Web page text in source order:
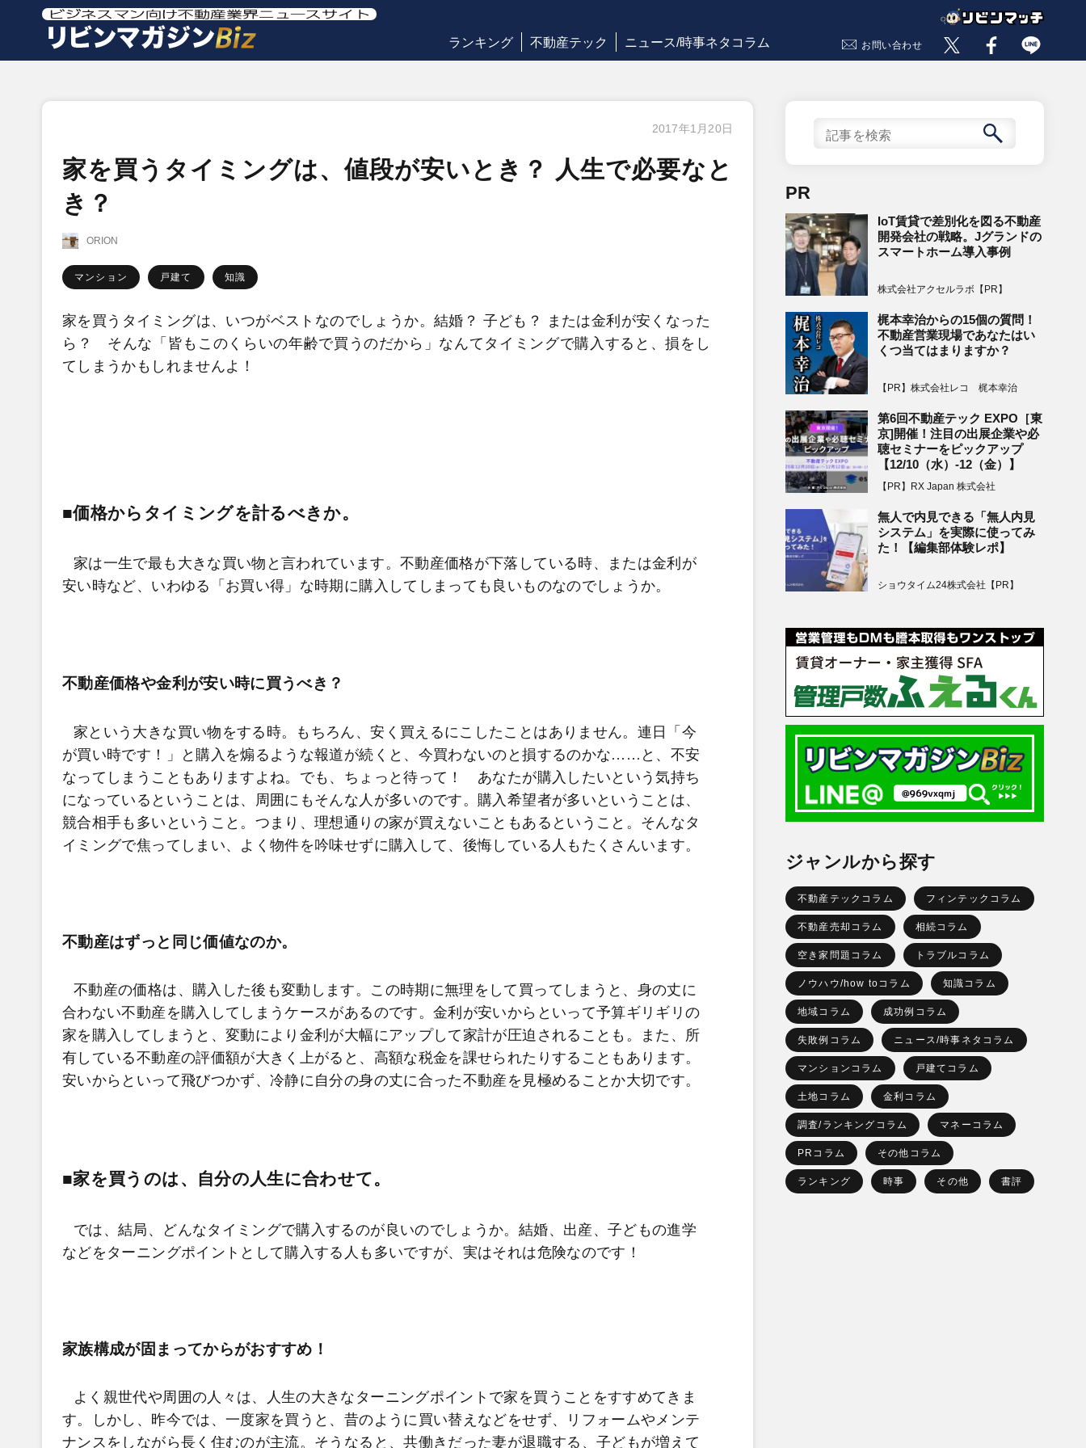
ランキング 不動産テック ニュース/時事ネタコラム お問い合わせ
2017年1月20日
家を買うタイミングは、値段が安いとき？ 人生で必要なと
き？
ORION
マンション 戸建て 知識
家を買うタイミングは、いつがベストなのでしょうか。結婚？ 子ども？
または金利が安くなった
ら？ そんな「皆もこのくらいの年齢で買うのだから」なんてタイミングで購入すると、損をし
てしまうかもしれませんよ！
■価格からタイミングを計るべきか。
家は一生で最も大きな買い物と言われています。不動産価格が下落している時、または金利が
安い時など、いわゆる「お買い得」な時期に購入してしまっても良いものなのでしょうか。
不動産価格や金利が安い時に買うべき？
家という大きな買い物をする時。もちろん、安く買えるにこしたことはありません。連日「今
が買い時です！」と購入を煽るような報道が続くと、今買わないのと損するのかな……と、不安
なってしまうこともありますよね。でも、ちょっと待って！ あなたが購入したいという気持ち
になっているということは、周囲にもそんな人が多いのです。購入希望者が多いということは、
競合相手も多いということ。つまり、理想通りの家が買えないこともあるということ。そんなタ
イミングで焦ってしまい、よく物件を吟味せずに購入して、後悔している人もたくさんいます。
不動産はずっと同じ価値なのか。
不動産の価格は、購入した後も変動します。この時期に無理をして買ってしまうと、身の丈に
合わない不動産を購入してしまうケースがあるのです。金利が安いからといって予算ギリギリの
家を購入してしまうと、変動により金利が大幅にアップして家計が圧迫されることも。また、所
有している不動産の評価額が大きく上がると、高額な税金を課せられたりすることもあります。
安いからといって飛びつかず、冷静に自分の身の丈に合った不動産を見極めることか大切です。
■家を買うのは、自分の人生に合わせて。
では、結局、どんなタイミングで購入するのが良いのでしょうか。結婚、出産、子どもの進学
などをターニングポイントとして購入する人も多いですが、実はそれは危険なのです！
家族構成が固まってからがおすすめ！
よく親世代や周囲の人々は、人生の大きなターニングポイントで家を買うことをすすめてきま
す。しかし、昨今では、一度家を買うと、昔のように買い替えなどをせず、リフォームやメンテ
ナンスをしながら長く住むのが主流。そうなると、共働きだった妻が退職する、子どもが増えて
PR
IoT賃貸で差別化を図る不動産
開発会社の戦略。Jグランドの
スマートホーム導入事例
株式会社アクセルラボ【PR】
梶本幸治からの15個の質問！
不動産営業現場であなたはい
くつ当てはまりますか？
【PR】株式会社レコ 梶本幸治
第6回不動産テック EXPO［東
京]開催！注目の出展企業や必
聴セミナーをピックアップ
【12/10（水）-12（金）】
【PR】RX Japan 株式会社
無人で内見できる「無人内見
システム」を実際に使ってみ
た！【編集部体験レポ】
ショウタイム24株式会社【PR】
ジャンルから探す
不動産テックコラム フィンテックコラム
不動産売却コラム 相続コラム
空き家問題コラム トラブルコラム
ノウハウ/how toコラム 知識コラム
地域コラム 成功例コラム
失敗例コラム ニュース/時事ネタコラム
マンションコラム 戸建てコラム
土地コラム 金利コラム
調査/ランキングコラム マネーコラム
PRコラム その他コラム
ランキング 時事 その他 書評